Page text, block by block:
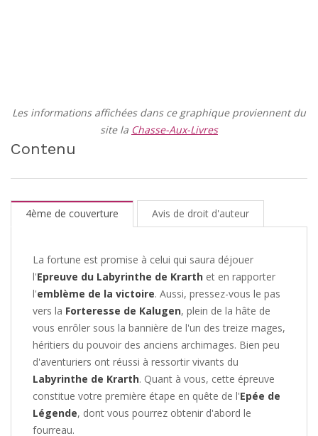
Les informations affichées dans ce graphique proviennent du
site la Chasse-Aux-Livres
Contenu
4ème de couverture Avis de droit d'auteur
La fortune est promise à celui qui saura déjouer
l'Epreuve du Labyrinthe de Krarth et en rapporter
l'emblème de la victoire. Aussi, pressez-vous le pas
vers la Forteresse de Kalugen, plein de la hâte de
vous enrôler sous la bannière de l'un des treize mages,
héritiers du pouvoir des anciens archimages. Bien peu
d'aventuriers ont réussi à ressortir vivants du
Labyrinthe de Krarth. Quant à vous, cette épreuve
constitue votre première étape en quête de l'Epée de
Légende, dont vous pourrez obtenir d'abord le
fourreau.